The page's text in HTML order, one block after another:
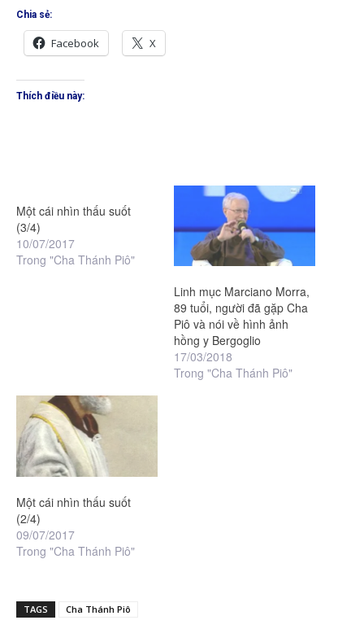
Chia sẻ:
Facebook X
Thích điều này:
Một cái nhìn thấu suốt
(3/4)
10/07/2017
Trong "Cha Thánh Piô"
Linh mục Marciano Morra,
89 tuổi, người đã gặp Cha
Piô và nói về hình ảnh
hồng y Bergoglio
17/03/2018
Trong "Cha Thánh Piô"
Một cái nhìn thấu suốt
(2/4)
09/07/2017
Trong "Cha Thánh Piô"
TAGS Cha Thánh Piô